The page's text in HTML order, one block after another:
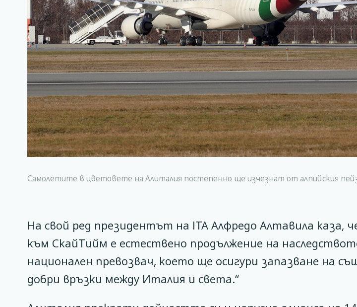
Самолетите в цветовете на Алиталия постепенно ще изчезнат от алпийския
На свой ред президентът на ITA Алфредо Алтавила каза,
към СкайТийм е естествено продължение на
национален превозвач, което ще осигури запазване на
добри връзки между Италия и света.“